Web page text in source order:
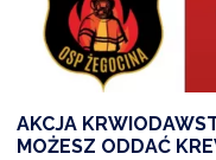
AKCJA
MOŻESZ ODDAĆ